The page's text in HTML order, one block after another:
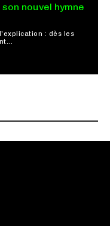
nouvel hymne
: dès les